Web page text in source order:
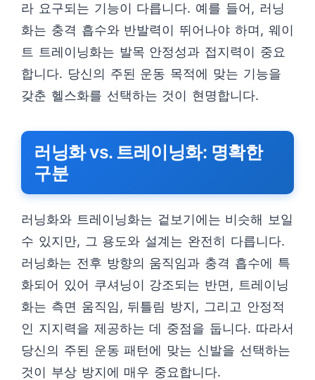
라 요구되는 기능이 다릅니다. 예를 들어, 러닝
화는 충격 흡수와 반발력이 뛰어나야 하며, 웨이
트 트레이닝화는 발목 안정성과 접지력이 중요
합니다. 당신의 주된 운동 목적에 맞는 기능을
갖춘 헬스화를 선택하는 것이 현명합니다.
러닝화 vs. 트레이닝화: 명확한
구분
러닝화와 트레이닝화는 겉보기에는 비슷해 보일
수 있지만, 그 용도와 설계는 완전히 다릅니다.
러닝화는 전후 방향의 움직임과 충격 흡수에 특
화되어 있어 쿠셔닝이 강조되는 반면, 트레이닝
화는 측면 움직임, 뒤틀림 방지, 그리고 안정적
인 지지력을 제공하는 데 중점을 둡니다. 따라서
당신의 주된 운동 패턴에 맞는 신발을 선택하는
것이 부상 방지에 매우 중요합니다.